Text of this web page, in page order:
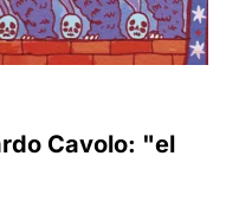
Cavolo: "el